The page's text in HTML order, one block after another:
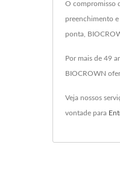
O compromisso
preenchimento
ponta,
Por mais de 49
BIOCROWN
Veja nossos
vontade para